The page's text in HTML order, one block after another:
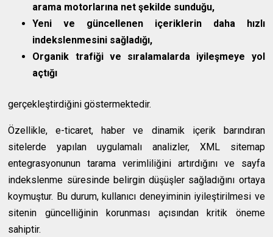
arama motorlarına net şekilde sunduğu,
Yeni ve güncellenen içeriklerin daha hızlı
indekslenmesini sağladığı,
Organik trafiği ve sıralamalarda iyileşmeye yol
açtığı
gerçekleştirdiğini göstermektedir.
Özellikle, e-ticaret, haber ve dinamik içerik barındıran
sitelerde yapılan uygulamalı analizler, XML sitemap
entegrasyonunun tarama verimliliğini artırdığını ve sayfa
indekslenme süresinde belirgin düşüşler sağladığını ortaya
koymuştur. Bu durum, kullanıcı deneyiminin iyileştirilmesi ve
sitenin güncelliğinin korunması açısından kritik öneme
sahiptir.